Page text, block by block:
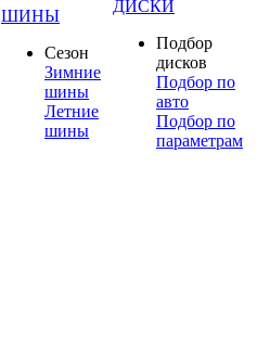
ШИНЫ
Сезон
Зимние
шины
Летние
шины
ДИСКИ
Подбор
дисков
Подбор по
авто
Подбор по
параметрам